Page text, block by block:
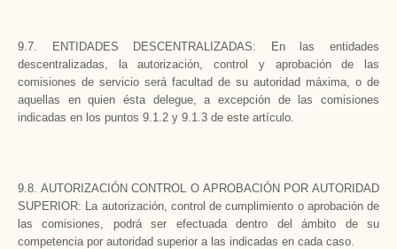
9.7. ENTIDADES DESCENTRALIZADAS: En las entidades
descentralizadas, la autorización, control y aprobación de las
comisiones de servicio será facultad de su autoridad máxima, o de
aquellas en quien ésta delegue, a excepción de las comisiones
indicadas en los puntos 9.1.2 y 9.1.3 de este artículo.
9.8. AUTORIZACIÓN CONTROL O APROBACIÓN POR AUTORIDAD
SUPERIOR: La autorización, control de cumplimiento o aprobación de
las comisiones, podrá ser efectuada dentro del ámbito de su
competencia por autoridad superior a las indicadas en cada caso.